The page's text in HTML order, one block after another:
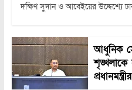
দক্ষিণ সুদান ও আবেইয়ের উদ্দেশ্যে
আধুনিক
শৃঙ্খলাকে
প্রধানমন্ত্রীর